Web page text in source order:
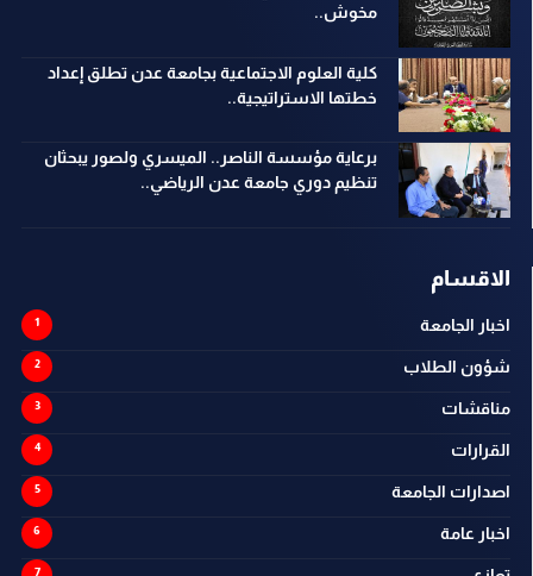
مخوش..
كلية العلوم الاجتماعية بجامعة عدن تطلق إعداد
خطتها الاستراتيجية..
برعاية مؤسسة الناصر.. الميسري ولصور يبحثان
تنظيم دوري جامعة عدن الرياضي..
الاقسام
اخبار الجامعة
شؤون الطلاب
مناقشات
القرارات
اصدارات الجامعة
اخبار عامة